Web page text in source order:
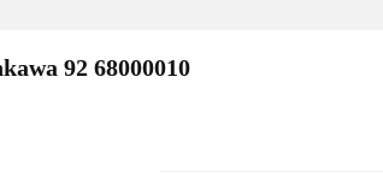
92 68000010